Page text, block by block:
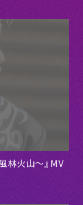
林火山〜』MV